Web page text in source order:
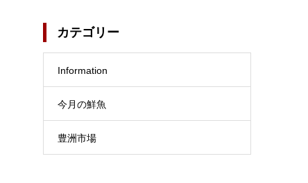
カテゴリー
Information
今月の鮮魚
豊洲市場